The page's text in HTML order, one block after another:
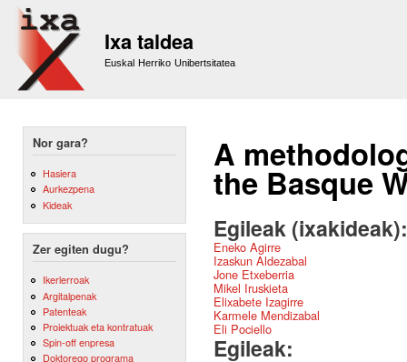
Ixa taldea
Euskal Herriko Unibertsitatea
Nor gara?
Hasiera
Aurkezpena
Kideak
Zer egiten dugu?
Ikerlerroak
Argitalpenak
Patenteak
Proiektuak eta kontratuak
Spin-off enpresa
Doktorego programa
A
the Basque
Egileak
Eneko Agirre
Izaskun Aldezabal
Jone Etxeberria
Mikel Iruskieta
Elixabete Izagirre
Karmele Mendizabal
Eli Pociello
Egileak: